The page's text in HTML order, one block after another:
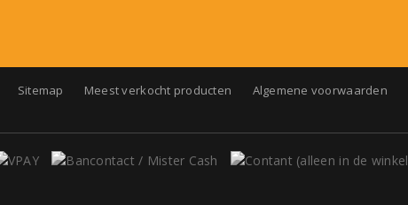
Sitemap Meest verkocht producten Algemene voorwaarden